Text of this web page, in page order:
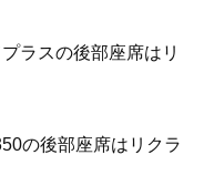
ラスの後部座席はリ
の後部座席はリクラ